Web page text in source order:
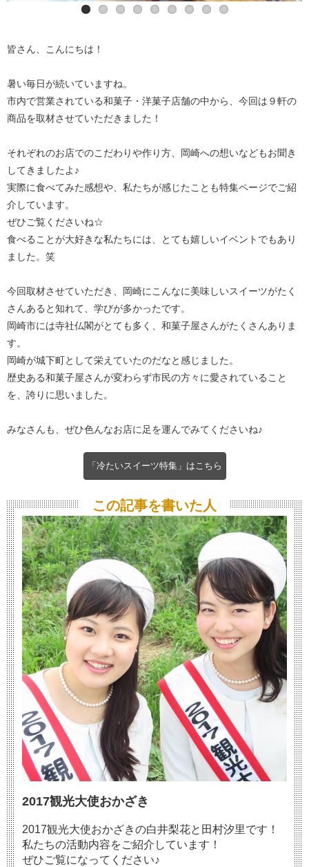
皆さん、こんにちは！
暑い毎日が続いていますね。
市内で営業されている和菓子・洋菓子店舗の中から、今回は９軒の
商品を取材させていただきました！
それぞれのお店でのこだわりや作り方、岡崎への想いなどもお聞き
してきましたよ♪
実際に食べてみた感想や、私たちが感じたことも特集ページでご紹
介しています。
ぜひご覧くださいね☆
食べることが大好きな私たちには、とても嬉しいイベントでもあり
ました。笑
今回取材させていただき、岡崎にこんなに美味しいスイーツがたく
さんあると知れて、学びが多かったです。
岡崎市には寺社仏閣がとても多く、和菓子屋さんがたくさんありま
す。
岡崎が城下町として栄えていたのだなと感じました。
歴史ある和菓子屋さんが変わらず市民の方々に愛されていること
を、誇りに思いました。
みなさんも、ぜひ色んなお店に足を運んでみてくださいね♪
「冷たいスイーツ特集」はこちら
この記事を書いた人
2017観光大使おかざき
2017観光大使おかざきの白井梨花と田村汐里です！
私たちの活動内容をご紹介しています！
ぜひご覧になってください♪